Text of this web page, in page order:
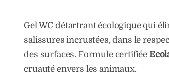
Gel WC détartrant écologique qui
salissures incrustées, dans le
des surfaces. Formule certifiée
cruauté envers les animaux.